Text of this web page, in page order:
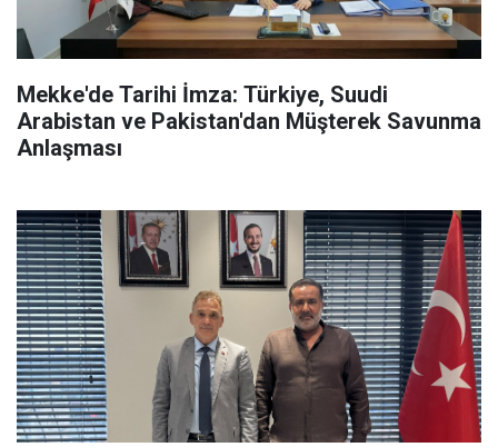
Mekke'de Tarihi İmza: Türkiye, Suudi
Arabistan ve Pakistan'dan Müşterek Savunma
Anlaşması